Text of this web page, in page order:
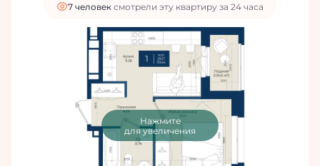
7 человексмотрели эту квартиру за 24 часа
Нажмите
для увеличения